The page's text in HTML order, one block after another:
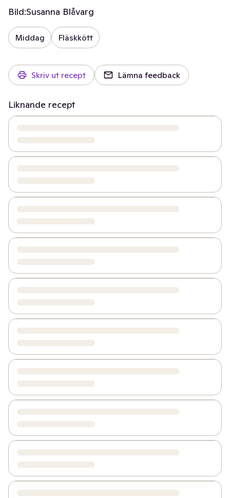
Bild:Susanna Blåvarg
Middag Fläskkött
Skriv ut recept Lämna feedback
Liknande recept